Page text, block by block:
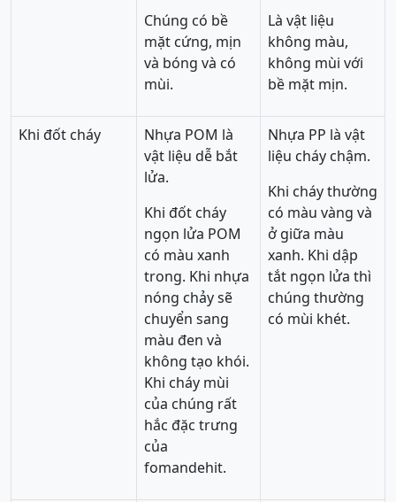
Chúng có bề
mặt cứng, mịn
và bóng và có
mùi.
Là vật liệu
không màu,
không mùi với
bề mặt mịn.
Khi đốt cháy
Nhựa POM là
vật liệu dễ bắt
lửa.
Khi đốt cháy
ngọn lửa POM
có màu xanh
trong. Khi nhựa
nóng chảy sẽ
chuyển sang
màu đen và
không tạo khói.
Khi cháy mùi
của chúng rất
hắc đặc trưng
của
fomandehit.
Nhựa PP là vật
liệu cháy chậm.
Khi cháy thường
có màu vàng và
ở giữa màu
xanh. Khi dập
tắt ngọn lửa thì
chúng thường
có mùi khét.